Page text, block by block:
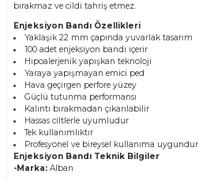
bırakmaz ve cildi tahriş etmez.
Enjeksiyon Bandı Özellikleri
Yaklaşık 22 mm çapında yuvarlak tasarım
100 adet enjeksiyon bandı içerir
Hipoalerjenik yapışkan teknoloji
Yaraya yapışmayan emici ped
Hava geçirgen perfore yüzey
Güçlü tutunma performansı
Kalıntı bırakmadan çıkarılabilir
Hassas ciltlerle uyumludur
Tek kullanımlıktır
Profesyonel ve bireysel kullanıma uygundur
Enjeksiyon Bandı Teknik Bilgiler
-Marka: Alban